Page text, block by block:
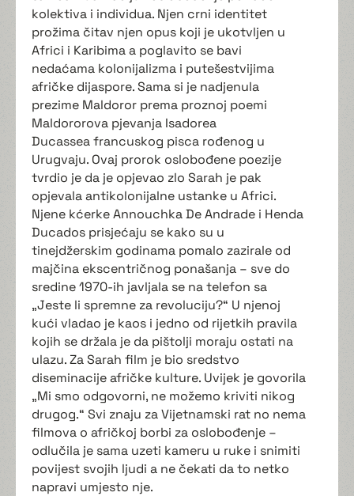
kolektiva i individua. Njen crni identitet
prožima čitav njen opus koji je ukotvljen u
Africi i Karibima a poglavito se bavi
nedaćama kolonijalizma i putešestvijima
afričke dijaspore. Sama si je nadjenula
prezime Maldoror prema proznoj poemi
Maldororova pjevanja Isadorea
Ducassea francuskog pisca rođenog u
Urugvaju. Ovaj prorok oslobođene poezije
tvrdio je da je opjevao zlo Sarah je pak
opjevala antikolonijalne ustanke u Africi.
Njene kćerke Annouchka De Andrade i Henda
Ducados prisjećaju se kako su u
tinejdžerskim godinama pomalo zazirale od
majčina ekscentričnog ponašanja – sve do
sredine 1970-ih javljala se na telefon sa
„Jeste li spremne za revoluciju?“ U njenoj
kući vladao je kaos i jedno od rijetkih pravila
kojih se držala je da pištolji moraju ostati na
ulazu. Za Sarah film je bio sredstvo
diseminacije afričke kulture. Uvijek je govorila
„Mi smo odgovorni, ne možemo kriviti nikog
drugog.“ Svi znaju za Vijetnamski rat no nema
filmova o afričkoj borbi za oslobođenje –
odlučila je sama uzeti kameru u ruke i snimiti
povijest svojih ljudi a ne čekati da to netko
napravi umjesto nje.